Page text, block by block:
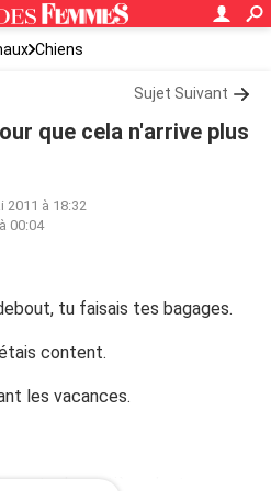
Chiens
Sujet Suivant
que cela n'arrive plus
2011 à 18:32
00:04
tu faisais tes bagages.
content.
les vacances.
route, la portière s'est